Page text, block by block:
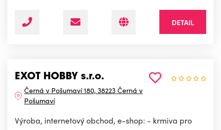
DETAIL
EXOT HOBBY s.r.o.
Černá v Pošumaví 180, 38223 Černá v
Pošumaví
Výroba, internetový obchod, e-shop: - krmiva pro